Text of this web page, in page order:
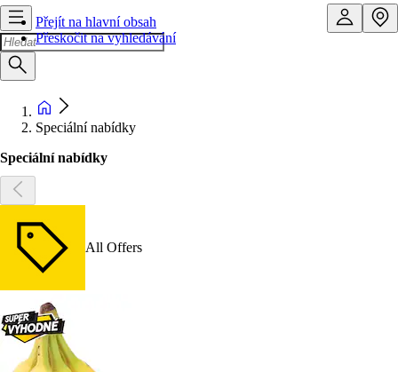
Přejít na hlavní obsah
Přeskočit na vyhledávání
Speciální nabídky
Speciální nabídky
All Offers